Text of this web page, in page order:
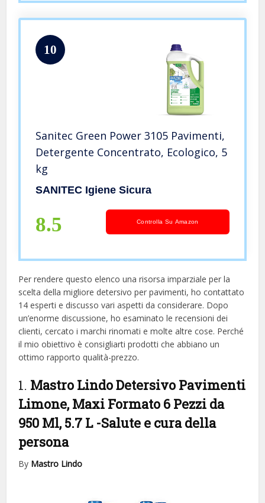
10
Sanitec Green Power 3105 Pavimenti,
Detergente Concentrato, Ecologico, 5
kg
SANITEC Igiene Sicura
8.5 Controlla Su Amazon
Per rendere questo elenco una risorsa imparziale per la
scelta della migliore detersivo per pavimenti, ​​ho contattato
14 esperti e discusso vari aspetti da considerare. Dopo
un’enorme discussione, ho esaminato le recensioni dei
clienti, cercato i marchi rinomati e molte altre cose. Perché
il mio obiettivo è consigliarti prodotti che abbiano un
ottimo rapporto qualità-prezzo.
1. Mastro Lindo Detersivo Pavimenti
Limone, Maxi Formato 6 Pezzi da
950 Ml, 5.7 L -Salute e cura della
persona
By Mastro Lindo